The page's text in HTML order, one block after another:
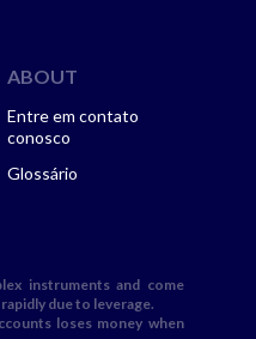
ABOUT
Entre em contato
conosco
Glossário
instruments and come
due to leverage.
loses money when